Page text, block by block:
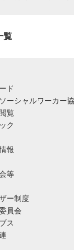
覧
ド
ーシャルワーカー
覧
ク
報
等
ー制度
員会
ス